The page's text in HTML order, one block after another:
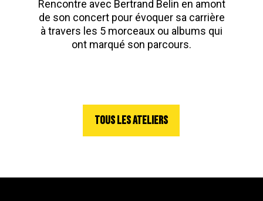
Rencontre avec Bertrand Belin en amont
de son concert pour évoquer sa carrière
à travers les 5 morceaux ou albums qui
ont marqué son parcours.
TOUS LES ATELIERS